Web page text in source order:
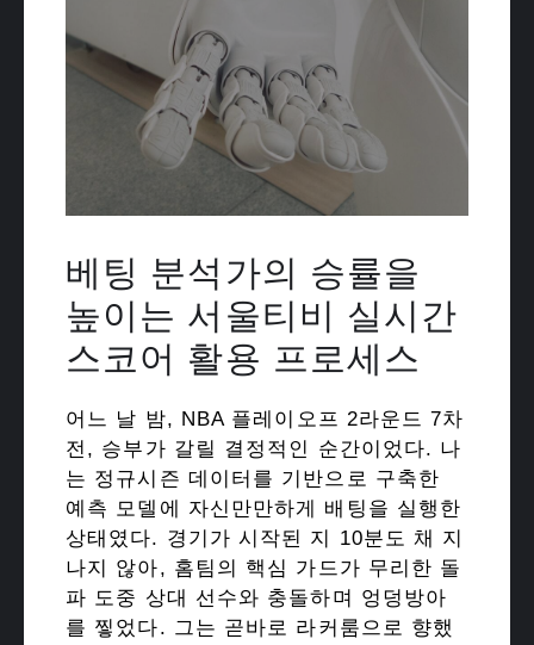
베팅 분석가의 승률을
높이는 서울티비 실시간
스코어 활용 프로세스
어느 날 밤, NBA 플레이오프 2라운드 7차
전, 승부가 갈릴 결정적인 순간이었다. 나
는 정규시즌 데이터를 기반으로 구축한
예측 모델에 자신만만하게 배팅을 실행한
상태였다. 경기가 시작된 지 10분도 채 지
나지 않아, 홈팀의 핵심 가드가 무리한 돌
파 도중 상대 선수와 충돌하며 엉덩방아
를 찧었다. 그는 곧바로 라커룸으로 향했